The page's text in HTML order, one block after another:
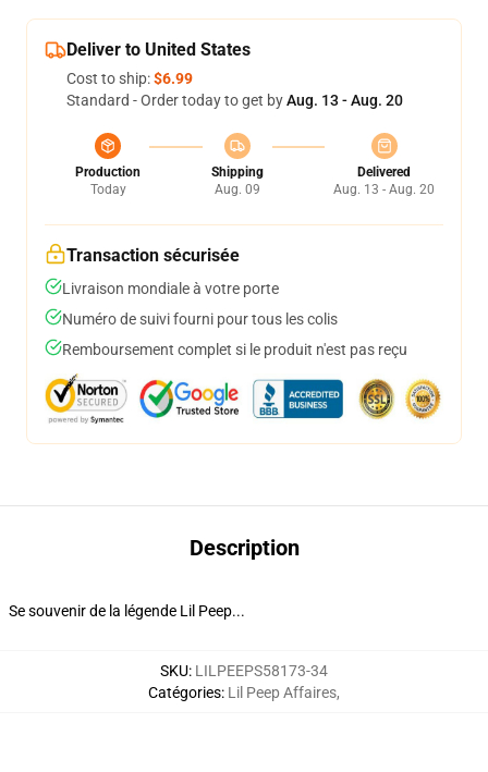
Deliver to United States
Cost to ship:$6.99
Standard - Order today to get byAug. 13 - Aug. 20
Production
Today
Shipping
Aug. 09
Delivered
Aug. 13 - Aug. 20
Transaction sécurisée
Livraison mondiale à votre porte
Numéro de suivi fourni pour tous les colis
Remboursement complet si le produit n'est pas reçu
Description
Se souvenir de la légende Lil Peep...
SKU: LILPEEPS58173-34
Catégories: Lil Peep Affaires,